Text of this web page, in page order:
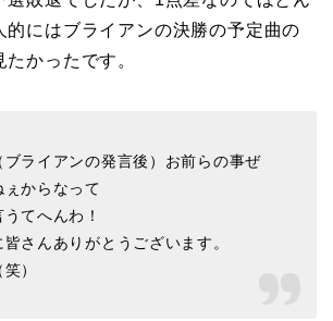
的にはブライアンの決勝の予定曲の
たかったです。
ブライアンの発言後）お前らの事ぜ
ぇからなって
てへんわ！
さんありがとうございます。
）